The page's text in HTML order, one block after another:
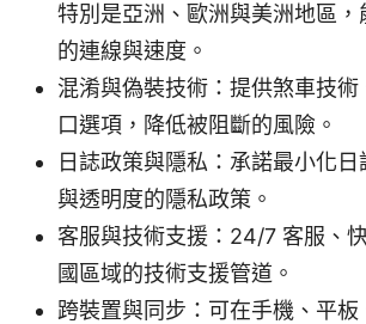
特別是亞洲、歐洲與美洲地區，
的連線與速度。
混淆與偽裝技術：提供煞車技術
口選項，降低被阻斷的風險。
日誌政策與隱私：承諾最小化
與透明度的隱私政策。
客服與技術支援：24/7 客服、
國區域的技術支援管道。
跨裝置與同步：可在手機、平板